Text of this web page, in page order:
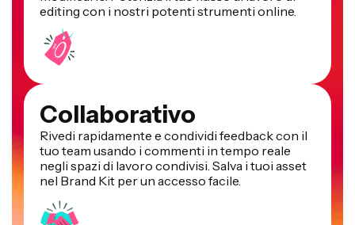
editing con i nostri potenti strumenti online.
Collaborativo
Rivedi rapidamente e condividi feedback con il
tuo team usando i commenti in tempo reale
negli spazi di lavoro condivisi. Salva i tuoi asset
nel Brand Kit per un accesso facile.